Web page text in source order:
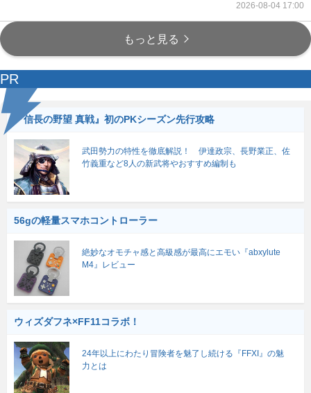
2026-08-04 17:00
もっと見る
PR
『信長の野望 真戦』初のPKシーズン先行攻略
武田勢力の特性を徹底解説！ 伊達政宗、長野業正、佐
竹義重など8人の新武将やおすすめ編制も
56gの軽量スマホコントローラー
絶妙なオモチャ感と高級感が最高にエモい『abxylute
M4』レビュー
ウィズダフネ×FF11コラボ！
24年以上にわたり冒険者を魅了し続ける『FFXI』の魅
力とは